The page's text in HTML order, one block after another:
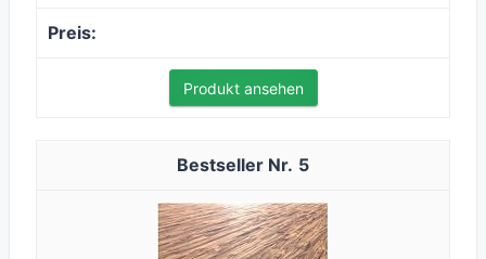
Produkt ansehen
5